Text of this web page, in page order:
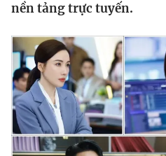
Tin tức
Thế giới đó đây
Câu chuyện quốc tế
Tài chính
Thị trường
Góc doanh nghiệp
Dữ liệu và đời sống
Truyền hình
Phim VTV
Giải trí
nền tảng trực tuyến.